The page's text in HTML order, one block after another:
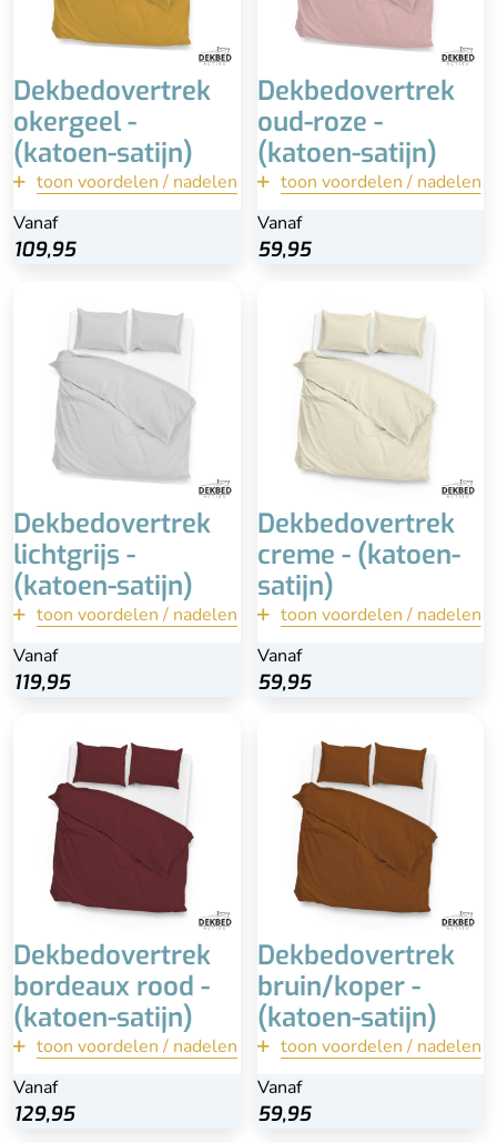
Dekbedovertrek
okergeel -
(katoen-satijn)
toon voordelen / nadelen
Vanaf
109,95
terug
Bekijk
Dekbedovertrek
oud-roze -
(katoen-satijn)
toon voordelen / nadelen
Vanaf
59,95
terug
Bekijk
Dekbedovertrek
lichtgrijs -
(katoen-satijn)
toon voordelen / nadelen
Vanaf
119,95
100% katoen-satijn
Inclusief kussenslopen
(60x70)
Wasbaar
Extra lange instopstrook
terug
Bekijk
Dekbedovertrek
creme - (katoen-
satijn)
toon voordelen / nadelen
Vanaf
59,95
Inclusief kussenslopen
100% katoen-satijn
Extra lange instopstrook
Wasbaar
terug
Bekijk
Dekbedovertrek
bordeaux rood -
(katoen-satijn)
toon voordelen / nadelen
Vanaf
129,95
Inclusief kussenslopen
100% katoen-satijn
Extra lange instopstrook
Wasbaar
terug
Bekijk
Dekbedovertrek
bruin/koper -
(katoen-satijn)
toon voordelen / nadelen
Vanaf
59,95
Inclusief kussenslopen
100% katoen-satijn
Extra lange instopstrook
Wasbaar
terug
Bekijk